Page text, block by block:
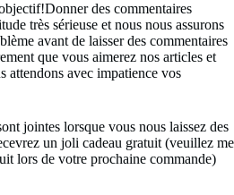
des commentaires
très sérieuse et nous nous assurons
avant de laisser des commentaires
que vous aimerez nos articles et
attendons avec impatience vos
jointes lorsque vous nous laissez des
un joli cadeau gratuit (veuillez me
lors de votre prochaine commande)